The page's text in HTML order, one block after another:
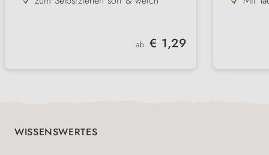
Regulärer Preis:
ab € 1,29
WISSENSWERTES